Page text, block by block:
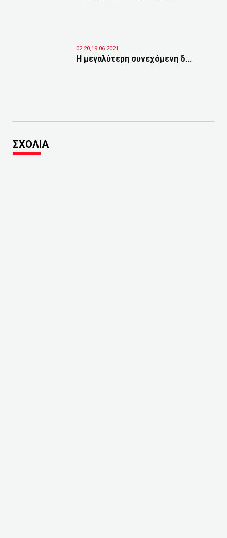
02:20,19.06.2021
Η μεγαλύτερη συνεχόμενη δ...
ΣΧΟΛΙΑ